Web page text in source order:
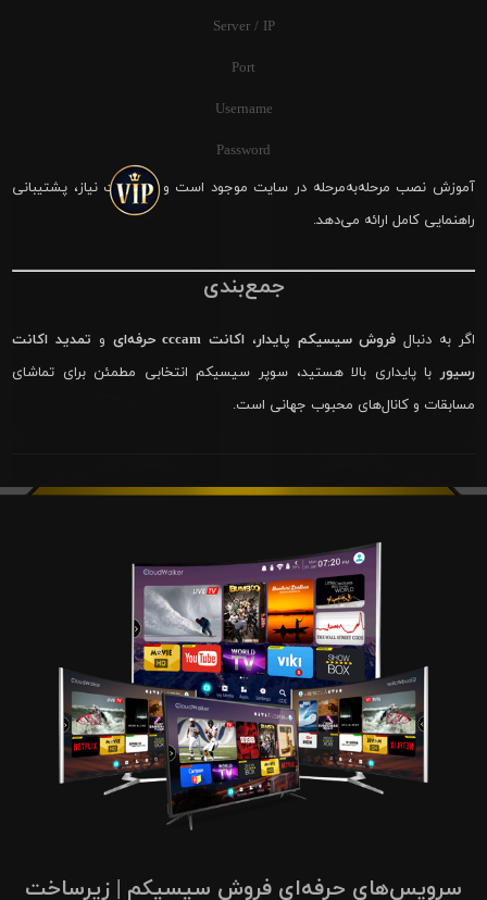
Server / IP
Port
Username
Password
آموزش نصب مرحله‌به‌مرحله در سایت موجود است و در صورت نیاز، پشتیبانی
راهنمایی کامل ارائه می‌دهد.
جمع‌بندی
اگر به دنبال فروش سیسیکم پایدار، اکانت cccam حرفه‌ای و تمدید اکانت
رسیور با پایداری بالا هستید، سوپر سیسیکم انتخابی مطمئن برای تماشای
مسابقات و کانال‌های محبوب جهانی است.
سرویس‌های حرفه‌ای فروش سیسیکم | زیرساخت